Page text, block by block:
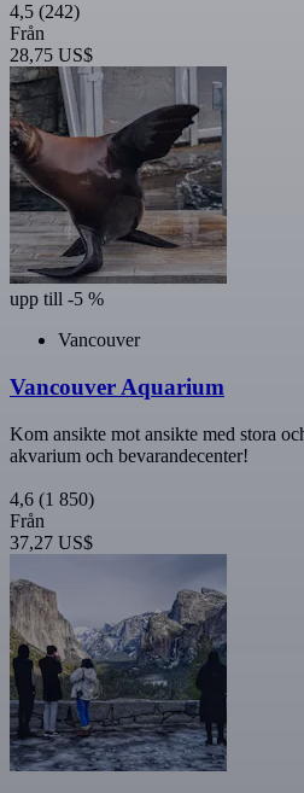
4,5 (242)
Från
28,75 US$
upp till -5 %
Vancouver
Vancouver Aquarium
Kom ansikte mot ansikte med stora
akvarium och bevarandecenter!
4,6 (1 850)
Från
37,27 US$